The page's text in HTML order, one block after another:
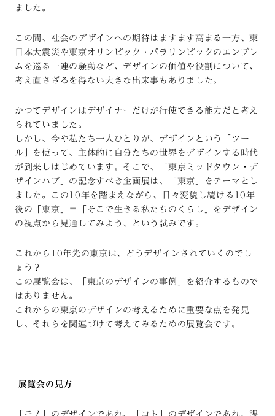
ました。
この間、社会のデザインへの期待はますます高まる一方、東
日本大震災や東京オリンピック・パラリンピックのエンブレ
ムを巡る一連の騒動など、デザインの価値や役割について、
考え直さざるを得ない大きな出来事もありました。
かつてデザインはデザイナーだけが行使できる能力だと考え
られていました。
しかし、今や私たち一人ひとりが、デザインという「ツー
ル」を使って、主体的に自分たちの世界をデザインする時代
が到来しはじめています。そこで、「東京ミッドタウン・デ
ザインハブ」の記念すべき企画展は、「東京」をテーマとし
ました。この10年を踏まえながら、日々変貌し続ける10年
後の「東京」＝「そこで生きる私たちのくらし」をデザイン
の視点から見通してみよう、という試みです。
これから10年先の東京は、どうデザインされていくのでし
ょう？
この展覧会は、「東京のデザインの事例」を紹介するもので
はありません。
これからの東京のデザインの考えるために重要な点を発見
し、それらを関連づけて考えてみるための展覧会です。
展覧会の見方
「モノ」のデザインであれ、「コト」のデザインであれ、課